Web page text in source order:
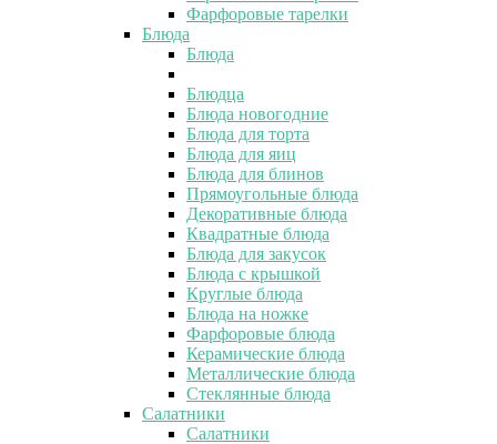
Фарфоровые тарелки
Блюда
Блюда
Блюдца
Блюда новогодние
Блюда для торта
Блюда для яиц
Блюда для блинов
Прямоугольные блюда
Декоративные блюда
Квадратные блюда
Блюда для закусок
Блюда с крышкой
Круглые блюда
Блюда на ножке
Фарфоровые блюда
Керамические блюда
Металлические блюда
Стеклянные блюда
Салатники
Салатники